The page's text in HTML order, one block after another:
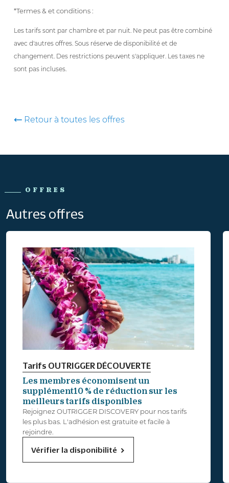
*Termes & et conditions :
Les tarifs sont par chambre et par nuit. Ne peut pas être combiné
avec d'autres offres. Sous réserve de disponibilité et de
changement. Des restrictions peuvent s'appliquer. Les taxes ne
sont pas incluses.
Retour à toutes les offres
OFFRES
Autres offres
Tarifs OUTRIGGER DÉCOUVERTE
Les membres économisent un
supplément10 % de réduction sur les
meilleurs tarifs disponibles
Rejoignez OUTRIGGER DISCOVERY pour nos tarifs
les plus bas. L'adhésion est gratuite et facile à
rejoindre.
Vérifier la disponibilité